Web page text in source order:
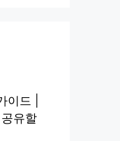
이드 |
유할